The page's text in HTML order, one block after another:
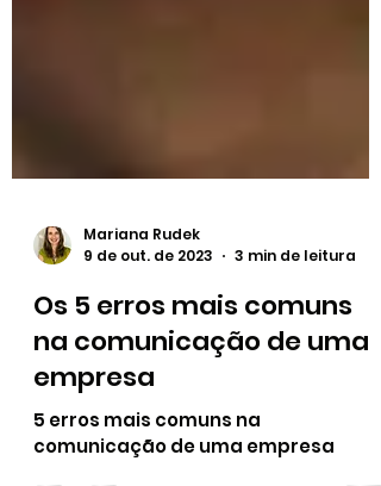
Mariana Rudek
9 de out. de 2023
3 min de leitura
Os 5 erros mais comuns
na comunicação de uma
empresa